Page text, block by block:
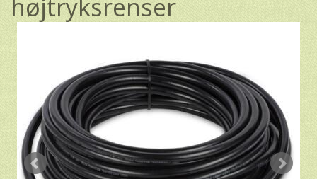
højtryksrenser